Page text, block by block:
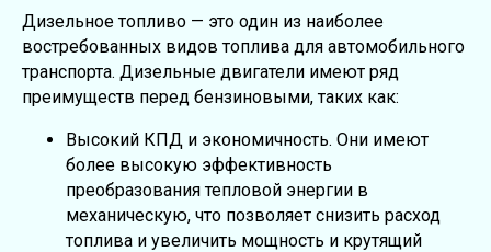
Дизельное топливо — это один из наиболее
востребованных видов топлива для автомобильного
транспорта. Дизельные двигатели имеют ряд
преимуществ перед бензиновыми, таких как:
Высокий КПД и экономичность. Они имеют
более высокую эффективность
преобразования тепловой энергии в
механическую, что позволяет снизить расход
топлива и увеличить мощность и крутящий